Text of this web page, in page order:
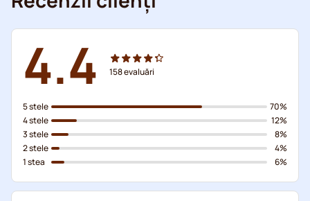
4.4 158evaluări
5 stele
4 stele
3 stele
2 stele
1 stea
70%
12%
8%
4%
6%